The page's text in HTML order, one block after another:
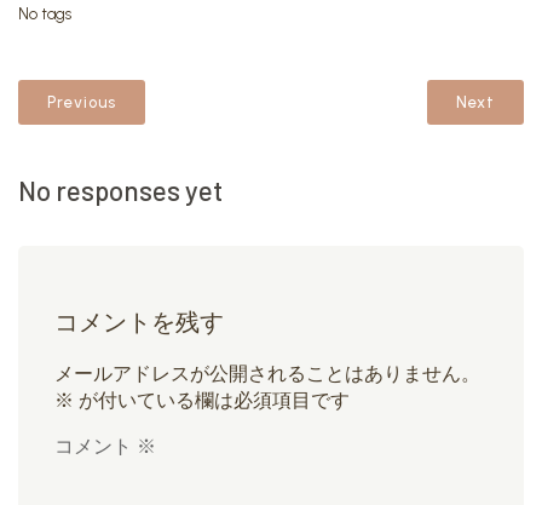
No tags
Previous Next
No responses yet
コメントを残す
メールアドレスが公開されることはありません。
※ が付いている欄は必須項目です
コメント ※